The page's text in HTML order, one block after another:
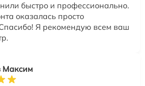
быстро и профессионально.
оказалась просто
Я рекомендую всем ваш
Максим